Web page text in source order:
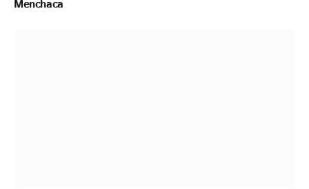
Menchaca